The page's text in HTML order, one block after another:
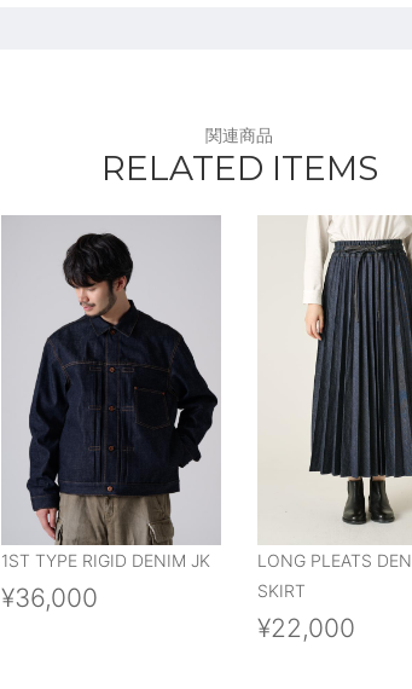
関連商品
RELATED ITEMS
1ST TYPE RIGID DENIM JK
¥36,000
LONG PLEATS
SKIRT
¥22,000